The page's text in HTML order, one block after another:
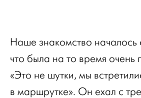
Наше знакомство началось
что была на то время очень
«Это не шутки, мы
в маршрутке». Он ехал с